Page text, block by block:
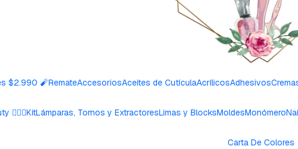
$2.990 🧨RemateAccesoriosAceites de CutículaAcrílicosAdhesivos
🧘🏼‍♀️KitLámparas, Tornos y ExtractoresLimas y BlocksMoldesMonómero
Carta De Colores